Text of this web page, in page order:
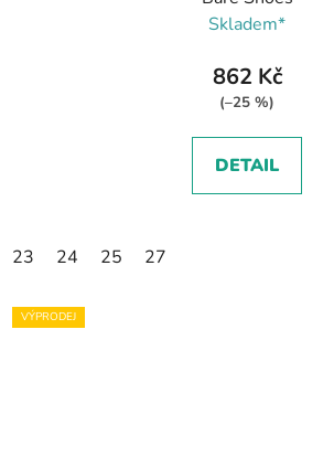
Skladem*
862 Kč
(–25 %)
DETAIL
23 24 25 27
VÝPRODEJ